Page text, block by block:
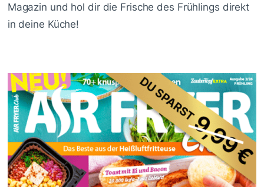
Magazin und hol dir die Frische des Frühlings direkt
in deine Küche!